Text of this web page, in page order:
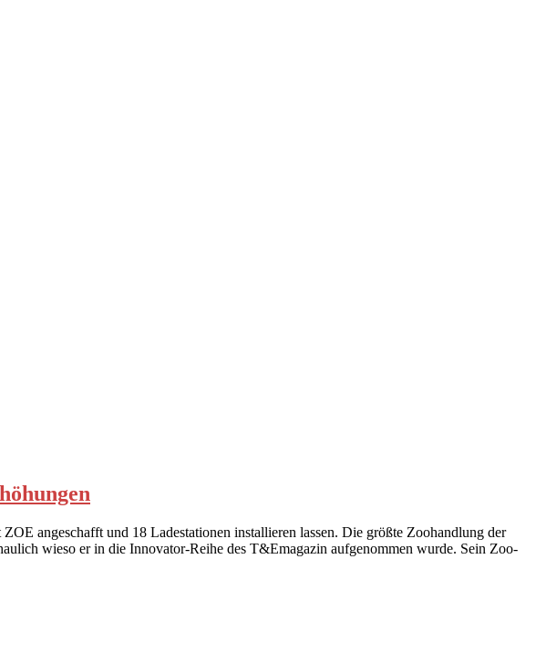
angeschafft und 18 Ladestationen installieren lassen. Die größte Zoohandlung der
wieso er in die Innovator-Reihe des T&Emagazin aufgenommen wurde. Sein Zoo-